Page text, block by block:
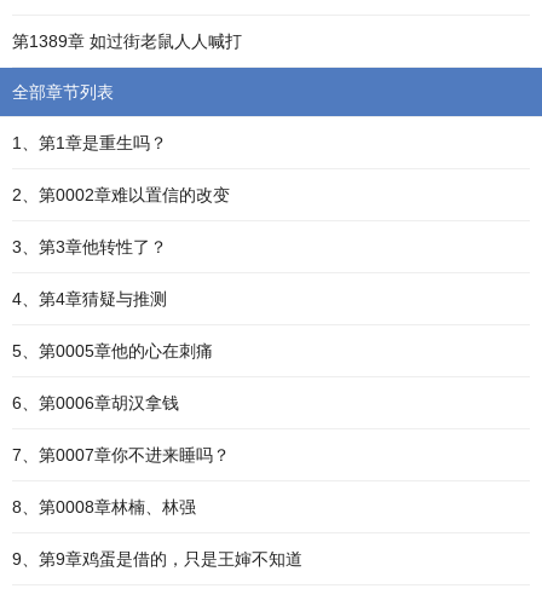
第1389章 如过街老鼠人人喊打
全部章节列表
1、第1章是重生吗？
2、第0002章难以置信的改变
3、第3章他转性了？
4、第4章猜疑与推测
5、第0005章他的心在刺痛
6、第0006章胡汉拿钱
7、第0007章你不进来睡吗？
8、第0008章林楠、林强
9、第9章鸡蛋是借的，只是王婶不知道